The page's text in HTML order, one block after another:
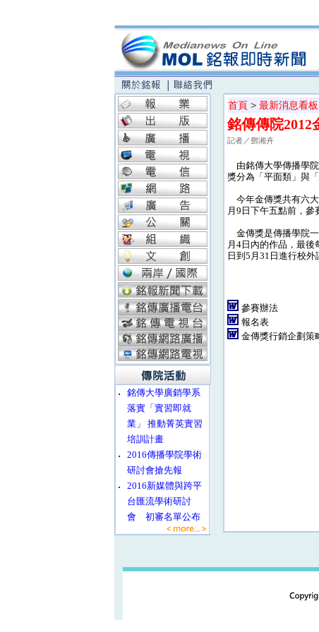
‧
銘傳大學廣銷學系
落實「實習即就
業」 推動菁英實習
培訓計畫
‧
2016傳播學院學術
研討會搶先報
‧
2016新媒體與跨平
台匯流學術研討
會 初審名單公布
首頁 > 最新消息看板
銘傳傳院
記者／鄧湘卉
由銘傳大學傳播學院
獎分為「平面類」與
今年金傳獎共有六大
月9日下午五點前，參
金傳獎是傳播學院一
月4日內的作品，最
日到5月31日進行校外
參賽辦法
報名表
金傳獎行銷企劃策